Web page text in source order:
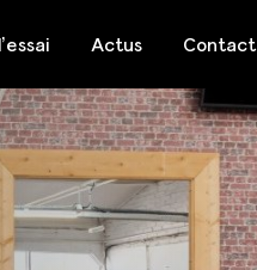
Actus Contact